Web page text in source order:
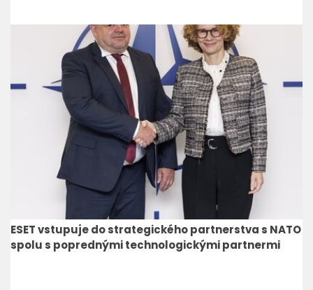
ESET vstupuje do strategického partnerstva s NATO
spolu s poprednými technologickými partnermi